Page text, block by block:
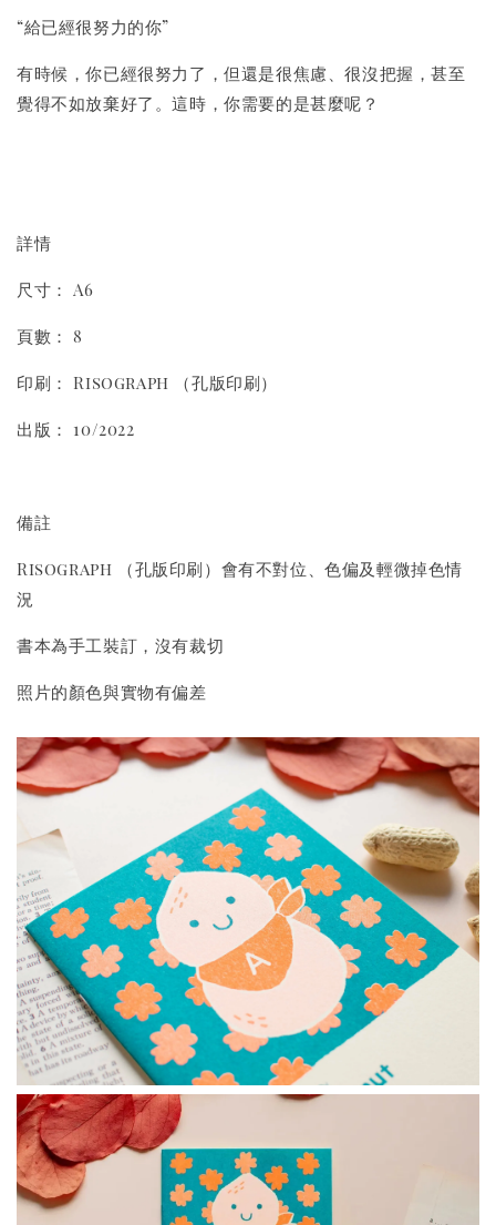
“給已經很努力的你”
有時候，你已經很努力了，但還是很焦慮、很沒把握，甚至
覺得不如放棄好了。這時，你需要的是甚麼呢？
詳情
尺寸： A6
頁數： 8
印刷： Risograph （孔版印刷）
出版： 10/2022
備註
Risograph （孔版印刷）會有不對位、色偏及輕微掉色情
況
書本為手工裝訂，沒有裁切
照片的顏色與實物有偏差